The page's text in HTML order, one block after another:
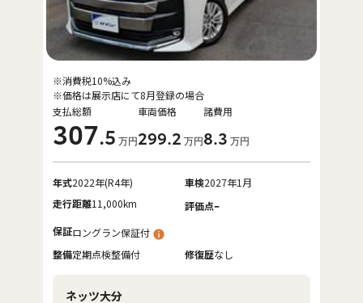
支払総額
307.5 万円
車両価格
299.2 万円
諸費用
8.3 万円
※消費税10%込み
※価格は展示店にて8月登録の場合
年式2022年(R4年) 車検2027年1月
走行距離11,000km 評価点-
保証ロングラン保証付
整備定期点検整備付 修復歴なし
ネッツ大分